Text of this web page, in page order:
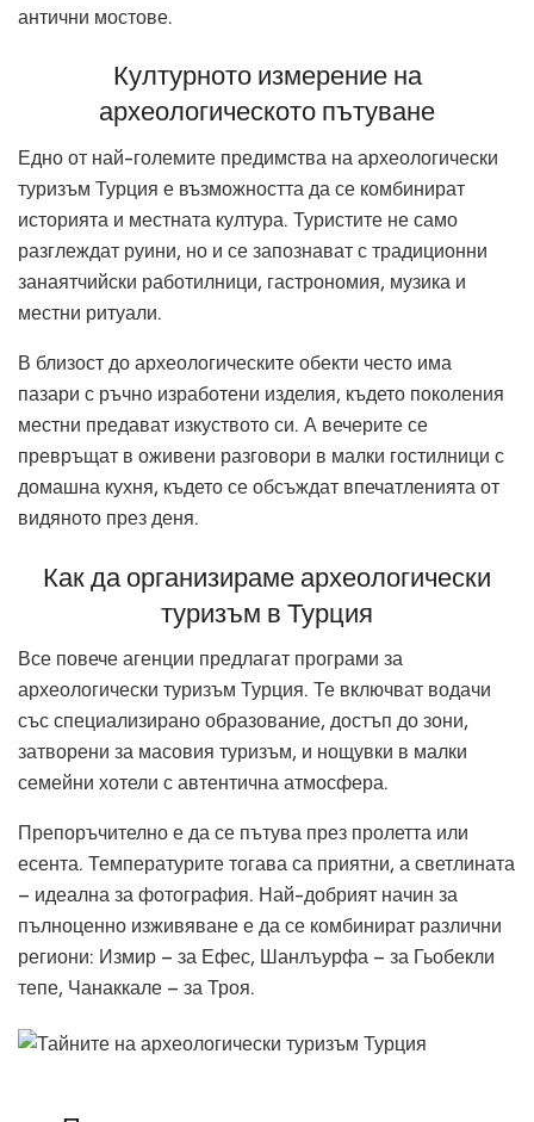
антични мостове.
Културното измерение на
археологическото пътуване
Едно от най-големите предимства на археологически
туризъм Турция е възможността да се комбинират
историята и местната култура. Туристите не само
разглеждат руини, но и се запознават с традиционни
занаятчийски работилници, гастрономия, музика и
местни ритуали.
В близост до археологическите обекти често има
пазари с ръчно изработени изделия, където поколения
местни предават изкуството си. А вечерите се
превръщат в оживени разговори в малки гостилници с
домашна кухня, където се обсъждат впечатленията от
видяното през деня.
Как да организираме археологически
туризъм в Турция
Все повече агенции предлагат програми за
археологически туризъм Турция. Те включват водачи
със специализирано образование, достъп до зони,
затворени за масовия туризъм, и нощувки в малки
семейни хотели с автентична атмосфера.
Препоръчително е да се пътува през пролетта или
есента. Температурите тогава са приятни, а светлината
– идеална за фотография. Най-добрият начин за
пълноценно изживяване е да се комбинират различни
региони: Измир – за Ефес, Шанлъурфа – за Гьобекли
тепе, Чанаккале – за Троя.